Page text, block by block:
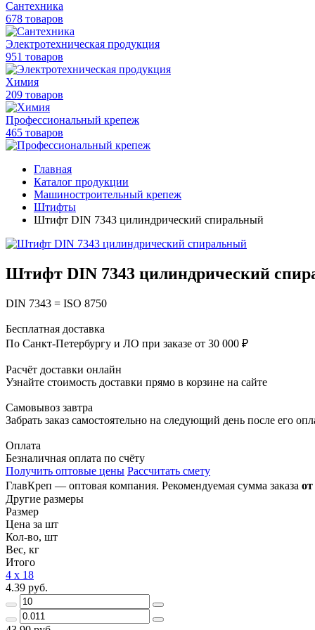
Сантехника
678 товаров
Электротехническая продукция
951 товаров
Химия
209 товаров
Профессиональный крепеж
465 товаров
Главная
Каталог продукции
Машиностроительный крепеж
Штифты
Штифт DIN 7343 цилиндрический спиральный
Штифт DIN 7343 цилиндрический
DIN 7343 = ISO 8750
Бесплатная доставка
По Санкт-Петербургу и ЛО при заказе от 30 000 ₽
Расчёт доставки онлайн
Узнайте стоимость доставки прямо в корзине на сайте
Самовывоз завтра
Забрать заказ самостоятельно на следующий день после его
Оплата
Безналичная оплата по счёту
Получить оптовые цены Рассчитать смету
ГлавКреп — оптовая компания. Рекомендуемая сумма заказа
Другие размеры
Размер
Цена за шт
Кол-во, шт
Вес, кг
Итого
4 х 18
4.39 руб.